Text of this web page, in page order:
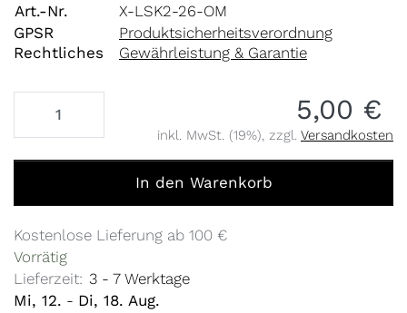
Art.-Nr.
X-LSK2-26-OM
GPSR
Produktsicherheitsverordnung
Rechtliches
Gewährleistung & Garantie
5,00 €
inkl. MwSt. (19%), zzgl. Versandkosten
In den Warenkorb
Kostenlose Lieferung ab 100 €
Vorrätig
Lieferzeit: 3 - 7 Werktage
Mi, 12. - Di, 18. Aug.